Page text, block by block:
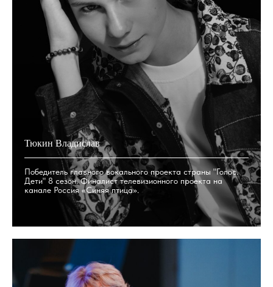
Тюкин Владислав
Победитель главного вокального проекта страны "Голос.
Дети" 8 сезон. Финалист телевизионного проекта на
канале Россия «Синяя птица».
Положение о
Суперфинале АртКон
Подробнее